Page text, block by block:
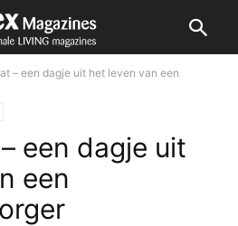
– een dagje uit het leven van een
een dagje uit
een